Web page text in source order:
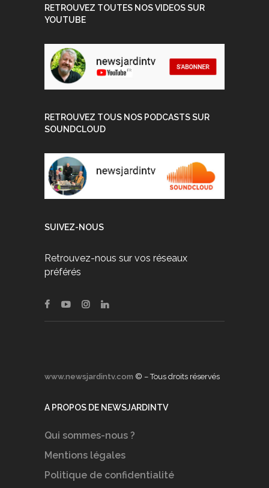
RETROUVEZ TOUTES NOS VIDEOS SUR
YOUTUBE
RETROUVEZ TOUS NOS PODCASTS SUR
SOUNDCLOUD
SUIVEZ-NOUS
Retrouvez-nous sur vos réseaux
préférés
www.newsjardintv.com © – Tous droits réservés
A PROPOS DE NEWSJARDINTV
Qui sommes-nous ?
Mentions légales
Politique de confidentialité